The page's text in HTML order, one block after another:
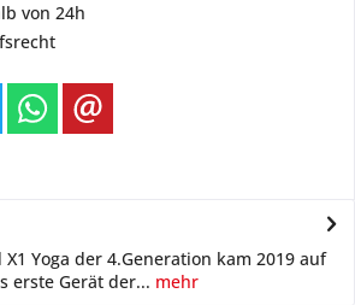
von 24h
X1 Yoga der 4.Generation kam 2019 auf
erste Gerät der... mehr